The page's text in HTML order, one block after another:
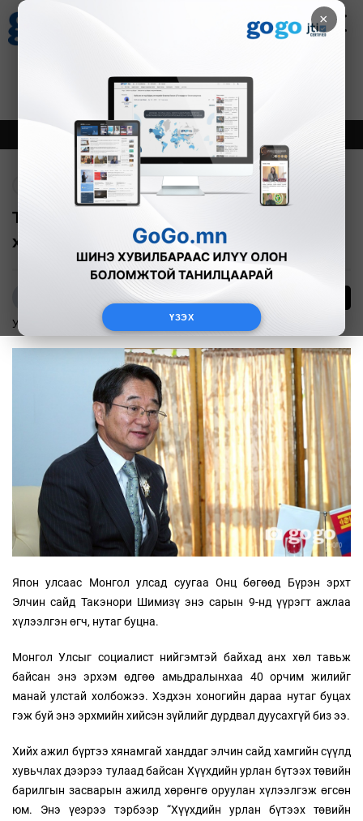
×
ҮЗЭХ
Зурхай
8.07
Онцлох Шинэ
Т.Шимизү: Монголчууддаа хандаж
хэлэх миний захиас
Р.Адъяасүрэн
Улс төр 2016-12-06
Япон улсаас Монгол улсад суугаа Онц бөгөөд Бүрэн эрхт
Элчин сайд Такэнори Шимизү энэ сарын 9-нд үүрэгт ажлаа
хүлээлгэн өгч, нутаг буцна.
Монгол Улсыг социалист нийгэмтэй байхад анх хөл тавьж
байсан энэ эрхэм өдгөө амьдралынхаа 40 орчим жилийг
манай улстай холбожээ. Хэдхэн хоногийн дараа нутаг буцах
гэж буй энэ эрхмийн хийсэн зүйлийг дурдвал дуусахгүй биз ээ.
Хийх ажил бүртээ хянамгай ханддаг элчин сайд хамгийн сүүлд
хувьчлах дээрээ тулаад байсан Хүүхдийн урлан бүтээх төвийн
барилгын засварын ажилд хөрөнгө оруулан хүлээлгэж өгсөн
юм. Энэ үеэрээ тэрбээр “Хүүхдийн урлан бүтээх төвийн